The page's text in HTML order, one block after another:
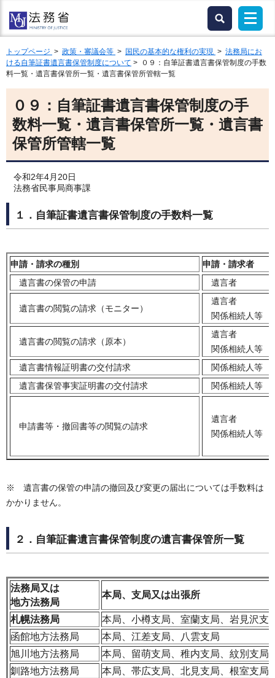
トップページ > 政策・審議会等 > 国民の基本的な権利の実現 > 法務局にお
ける自筆証書遺言書保管制度について > ０９：自筆証書遺言書保管制度の手数
料一覧・遺言書保管所一覧・遺言書保管所管轄一覧
０９：自筆証書遺言書保管制度の手
数料一覧・遺言書保管所一覧・遺言書
保管所管轄一覧
令和2年4月20日
法務省民事局商事課
１．自筆証書遺言書保管制度の手数料一覧
申請・請求の種別
申請・請求者
遺言書の保管の申請
遺言者
遺言書の閲覧の請求（モニター）
遺言者
関係相続人等
遺言書の閲覧の請求（原本）
遺言者
関係相続人等
遺言書情報証明書の交付請求
関係相続人等
遺言書保管事実証明書の交付請求
関係相続人等
申請書等・撤回書等の閲覧の請求
遺言者
関係相続人等
※ 遺言書の保管の申請の撤回及び変更の届出については手数料は
かかりません。
２．自筆証書遺言書保管制度の遺言書保管所一覧
法務局又は
地方法務局
本局、支局又は出張所
札幌法務局
本局、小樽支局、室蘭支局、岩見沢支
函館地方法務局
本局、江差支局、八雲支局
旭川地方法務局
本局、留萌支局、稚内支局、紋別支局
釧路地方法務局
本局、帯広支局、北見支局、根室支局